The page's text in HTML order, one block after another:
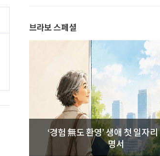
브라보 스페셜
‘경험 無도 환영’ 생애 첫 일자리 도전 설
명서